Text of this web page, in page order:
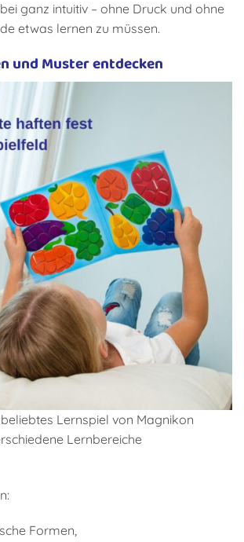
ganz intuitiv – ohne Druck und ohne
etwas lernen zu müssen.
und Muster entdecken
Lernspiel von Magnikon
Lernbereiche
Formen,